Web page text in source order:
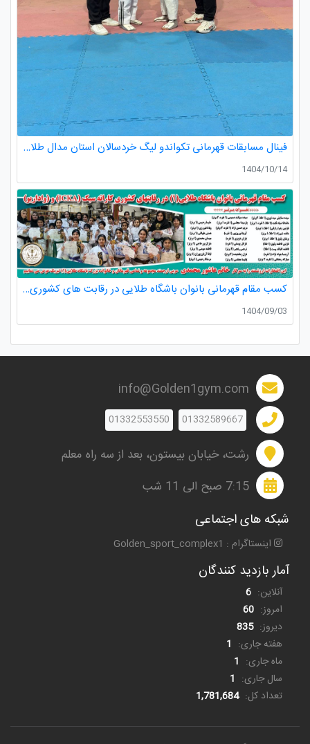
فینال مسابقات قهرمانی تکواندو لیگ خردسالان استان مدال طلا صدرا ظفری از باشگاه طلایی به مربیگری استاد عسکری مربی ارزنده باشگاه
1404/10/14
کسب مقام قهرمانی بانوان باشگاه طلایی در رقابت های کشوری کاراته
1404/09/03
info@Golden1gym.com
01332589667
01332553550
رشت، خیابان بیستون، بعد از سه راه معلم
7:15 صبح الی 11 شب
شبکه های اجتماعی
اینستاگرام : Golden_sport_complex1
آمار بازدید کنندگان
آنلاین: 6
امروز: 60
دیروز: 835
هفته جاری: 1
ماه جاری: 1
سال جاری: 1
تعداد کل: 1,781,684